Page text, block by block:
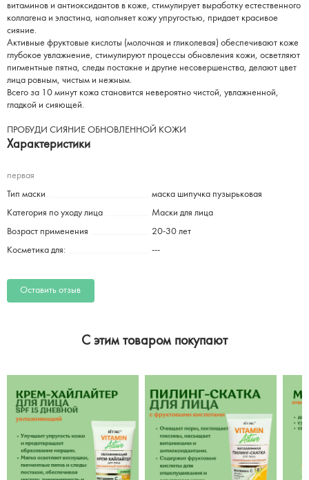
витаминов и антиоксидантов в коже, стимулирует выработку естественного
коллагена и эластина, наполняет кожу упругостью, придает красивое
сияние.
Активные фруктовые кислоты (молочная и гликолевая) обеспечивают коже
глубокое увлажнение, стимулируют процессы обновления кожи, осветляют
пигментные пятна, следы постакне и другие несовершенства, делают цвет
лица ровным, чистым и нежным.
Всего за 10 минут кожа становится невероятно чистой, увлажненной,
гладкой и сияющей.
ПРОБУДИ СИЯНИЕ ОБНОВЛЕННОЙ КОЖИ
Характеристики
первая
Тип маски маска шипучка пузырьковая
Категория по уходу лица Маски для лица
Возраст применения 20-30 лет
Косметика для: ---
Оставить отзыв
C этим товаром покупают